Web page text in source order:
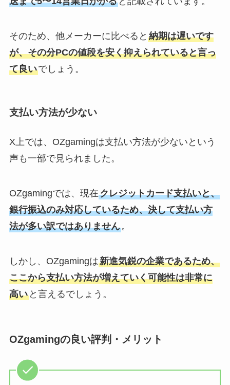
そのため、他メーカーに比べると 納期は遅いです
が、その分PCの値段を安く抑えられていると言っ
て良いでしょう。
支払い方法が少ない
X上では、OZgamingは支払い方法が少ないという
声も一部で見られました。
OZgamingでは、現在クレジットカード支払いと、
銀行振込のみ対応しているため、決して支払い方
法が多い訳ではありません。
しかし、OZgamingは新進気鋭の企業であるため、
ここから支払い方法が増えていく可能性は非常に
高いと言えるでしょう。
OZgamingの良い評判・メリット